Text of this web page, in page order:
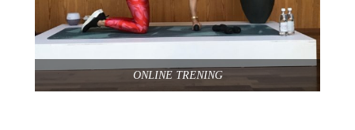
ONLINE TRENING